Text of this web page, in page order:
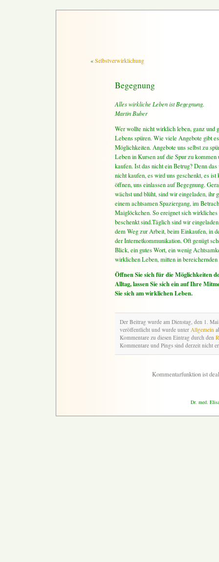
«Selbstverwirklichung
Begegnung
Alles wirkliche Leben ist Begegnung.
Martin Buber
Wer wollte nicht wirklich leben, ganz und
Lebens spüren. Wie viele Angebote gibt
Möglichkeiten. Angebote uns selbst zu
Leben in Kursen auf die Spur zu
kaufen. Ist das nicht ein Betrug? Denn
nicht kaufen, es wird uns geschenkt, es
öffnen, uns einlassen auf Begegnung.
wächst und blüht, sind wir eingeladen, ihr
einem achtsamen Spaziergang, im
Maiglöckchen. So ereignet sich
beschenkt sind.Täglich sind wir
dem Weg zur Arbeit, beim Einkaufen, in
der Internetkommunikation. Oft genügt
Blick, ein gutes Wort, ein wenig
wirklichen Leben, mitten in bereichernden
Öffnen Sie sich für die Möglichkeiten
Alltag, lassen Sie sich ein auf Ihre
Sie sich am wirklichen Leben.
Der Beitrag wurde am Dienstag, den 1.
veröffentlicht und wurde unter Allgemein
Kommentare zu diesen Eintrag durch den
Kommentare und Pings sind derzeit nicht
Kommentarfunktion ist
Dr. med.